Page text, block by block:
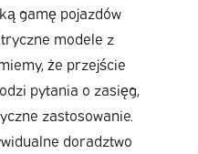
gamę pojazdów
modele z
że przejście
pytania o zasięg,
zastosowanie.
doradztwo